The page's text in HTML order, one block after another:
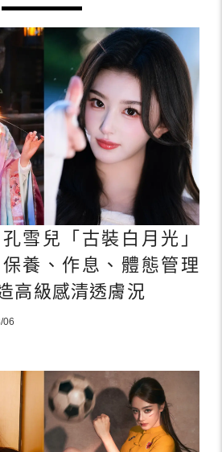
雪兒「古裝白月光」
養、作息、體態管理
高級感清透膚況
06